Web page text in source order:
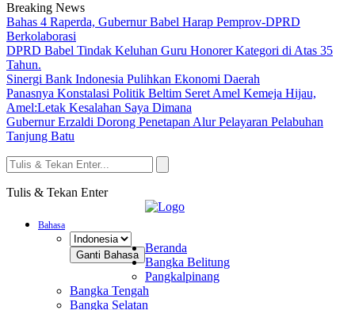
Breaking News
Bahas 4 Raperda, Gubernur Babel Harap Pemprov-DPRD
Berkolaborasi
DPRD Babel Tindak Keluhan Guru Honorer Kategori di Atas 35
Tahun.
Sinergi Bank Indonesia Pulihkan Ekonomi Daerah
Panasnya Konstalasi Politik Beltim Seret Amel Kemeja Hijau,
Amel:Letak Kesalahan Saya Dimana
Gubernur Erzaldi Dorong Penetapan Alur Pelayaran Pelabuhan
Tanjung Batu
Tulis & Tekan Enter
Bahasa
Ganti Bahasa
Beranda
Bangka Belitung
Pangkalpinang
Bangka Tengah
Bangka Selatan